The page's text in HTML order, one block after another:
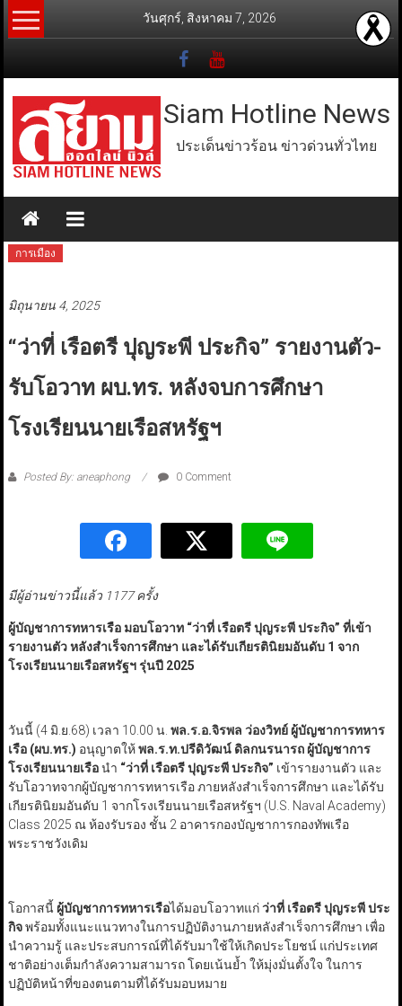
Skip
to
วันศุกร์, สิงหาคม 7, 2026
Siam Hotline News
ประเด็นข่าวร้อน ข่าวด่วนทั่วไทย
การเมือง
มิถุนายน 4, 2025
“ว่าที่ เรือตรี ปุญระพี ประกิจ” รายงานตัว-
รับโอวาท ผบ.ทร. หลังจบการศึกษา
โรงเรียนนายเรือสหรัฐฯ
Posted By: aneaphong 0 Comment
มีผู้อ่านข่าวนี้แล้ว 1177 ครั้ง
ผู้บัญชาการทหารเรือ มอบโอวาท “ว่าที่ เรือตรี ปุญระพี ประกิจ” ที่เข้า
รายงานตัว หลังสำเร็จการศึกษา และได้รับเกียรตินิยมอันดับ 1 จาก
โรงเรียนนายเรือสหรัฐฯ รุ่นปี 2025
วันนี้ (4 มิ.ย.68) เวลา 10.00 น. พล.ร.อ.จิรพล ว่องวิทย์ ผู้บัญชาการทหาร
เรือ (ผบ.ทร.) อนุญาตให้พล.ร.ท.ปรีดิวัฒน์ ดิลกนรนารถ ผู้บัญชาการ
โรงเรียนนายเรือนำ “ว่าที่ เรือตรี ปุญระพี ประกิจ” เข้ารายงานตัว และ
รับโอวาทจากผู้บัญชาการทหารเรือ ภายหลังสำเร็จการศึกษา และได้รับ
เกียรตินิยมอันดับ 1 จากโรงเรียนนายเรือสหรัฐฯ (U.S. Naval Academy)
Class 2025 ณ ห้องรับรอง ชั้น 2 อาคารกองบัญชาการกองทัพเรือ
พระราชวังเดิม
โอกาสนี้ ผู้บัญชาการทหารเรือได้มอบโอวาทแก่ว่าที่ เรือตรี ปุญระพี ประ
กิจพร้อมทั้งแนะแนวทางในการปฏิบัติงานภายหลังสำเร็จการศึกษา เพื่อ
นำความรู้ และประสบการณ์ที่ได้รับมาใช้ให้เกิดประโยชน์ แก่ประเทศ
ชาติอย่างเต็มกำลังความสามารถ โดยเน้นย้ำ ให้มุ่งมั่นตั้งใจ ในการ
ปฏิบัติหน้าที่ของตนตามที่ได้รับมอบหมาย